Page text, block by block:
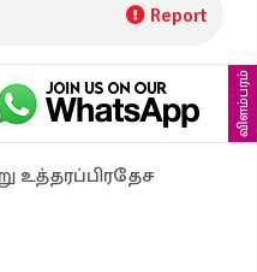
Report
விளம்பரம்
உத்தரப்பிரதேச